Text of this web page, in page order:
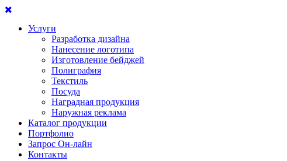
Услуги
Разработка дизайна
Нанесение логотипа
Изготовление бейджей
Полиграфия
Текстиль
Посуда
Наградная продукция
Наружная реклама
Каталог продукции
Портфолио
Запрос Он-лайн
Контакты